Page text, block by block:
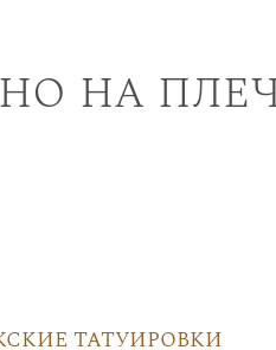
на
татуировки